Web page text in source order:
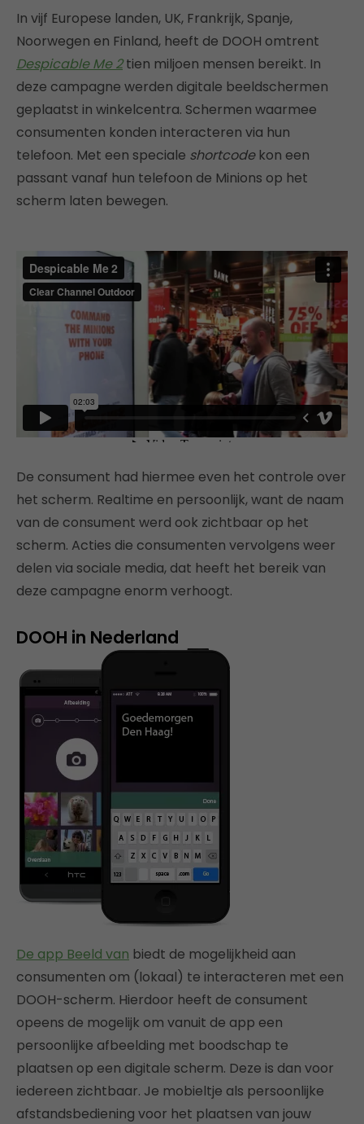
In vijf Europese landen, UK, Frankrijk, Spanje,
Noorwegen en Finland, heeft de DOOH omtrent
Despicable Me 2tien miljoen mensen bereikt. In
deze campagne werden digitale beeldschermen
geplaatst in winkelcentra. Schermen waarmee
consumenten konden interacteren via hun
telefoon. Met een speciale shortcodekon een
passant vanaf hun telefoon de Minions op het
scherm laten bewegen.
De consument had hiermee even het controle over
het scherm. Realtime en persoonlijk, want de naam
van de consument werd ook zichtbaar op het
scherm. Acties die consumenten vervolgens weer
delen via sociale media, dat heeft het bereik van
deze campagne enorm verhoogt.
DOOH in Nederland
De app Beeld van biedt de mogelijkheid aan
consumenten om (lokaal) te interacteren met een
DOOH-scherm. Hierdoor heeft de consument
opeens de mogelijk om vanuit de app een
persoonlijke afbeelding met boodschap te
plaatsen op een digitale scherm. Deze is dan voor
iedereen zichtbaar. Je mobieltje als persoonlijke
afstandsbediening voor het plaatsen van jouw